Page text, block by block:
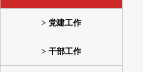
党建工作
干部工作